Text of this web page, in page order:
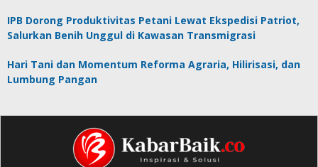
IPB Dorong Produktivitas Petani Lewat Ekspedisi Patriot,
Salurkan Benih Unggul di Kawasan Transmigrasi
Hari Tani dan Momentum Reforma Agraria, Hilirisasi, dan
Lumbung Pangan